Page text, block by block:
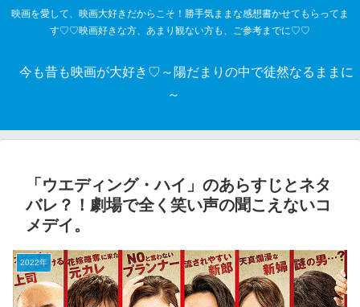
映画を愛して、映画大好きだからこそ！勝手気ままな感想書かせてもらってま
す♡♡映画好きな方、あまり観ない方も、ご参考までに♡♡
今も昔も映画が大好き♡～陽だまりの中で徒然なるままに
～
「ウエディング・ハイ」のあらすじとネタ
バレ？！劇場で全く笑い声の聞こえないコ
メデイ。
2022年